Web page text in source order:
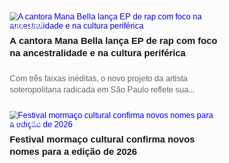
CULTURA
A cantora Mana Bella lança EP de rap com foco
na ancestralidade e na cultura periférica
Com três faixas inéditas, o novo projeto da artista
soteropolitana radicada em São Paulo reflete sua...
CULTURA
Festival mormaço cultural confirma novos
nomes para a edição de 2026